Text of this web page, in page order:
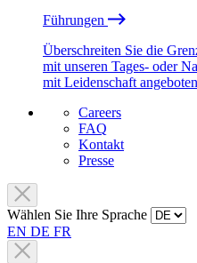
Führungen
Überschreiten Sie die
mit unseren Tages- oder
mit Leidenschaft
Careers
FAQ
Kontakt
Presse
Wählen Sie Ihre Sprache
EN DE FR